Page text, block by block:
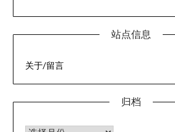
站点信息
关于/留言
归档